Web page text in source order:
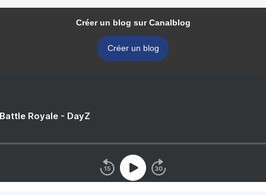
Créer un blog sur Canalblog
Créer un blog
Royale - DayZ